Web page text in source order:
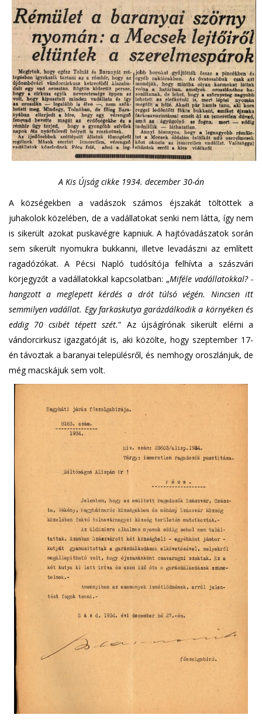
A Kis Újság cikke 1934. december 30-án
A községekben a vadászok számos éjszakát töltöttek a
juhakolok közelében, de a vadállatokat senki nem látta, így nem
is sikerült azokat puskavégre kapniuk. A hajtóvadászatok során
sem sikerült nyomukra bukkanni, illetve levadászni az említett
ragadózókat. A Pécsi Napló tudósítója felhívta a szászvári
körjegyzőt a vadállatokkal kapcsolatban: „Miféle vadállatokkal? -
hangzott a meglepett kérdés a drót túlsó végén. Nincsen itt
semmilyen vadállat. Egy farkaskutya garázdálkodik a környéken és
eddig 70 csibét tépett szét.” Az újságírónak sikerült elérni a
vándorcirkusz igazgatóját is, aki közölte, hogy szeptember 17-
én távoztak a baranyai településről, és nemhogy oroszlánjuk, de
még macskájuk sem volt.